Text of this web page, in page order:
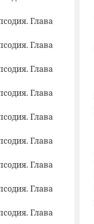
Глава
Глава
Глава
Глава
Глава
Глава
Глава
Глава
Глава